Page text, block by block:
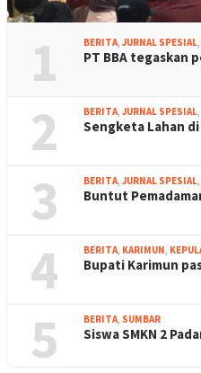
1 BERITA JURNAL SPESIAL
PT BBA tegaskan
2 BERITA JURNAL SPESIAL
Sengketa Lahan
3 BERITA JURNAL SPESIAL
Buntut
4 BERITA KARIMUN
Bupati Karimun
5 BERITA SUMBAR
Siswa SMKN 2